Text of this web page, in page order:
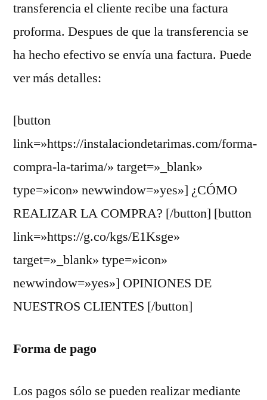
transferencia el cliente recibe una factura
proforma. Despues de que la transferencia se
ha hecho efectivo se envía una factura. Puede
ver más detalles:
[button
link=»https://instalaciondetarimas.com/forma-
compra-la-tarima/» target=»_blank»
type=»icon» newwindow=»yes»] ¿CÓMO
REALIZAR LA COMPRA? [/button] [button
link=»https://g.co/kgs/E1Ksge»
target=»_blank» type=»icon»
newwindow=»yes»] OPINIONES DE
NUESTROS CLIENTES [/button]
Forma de pago
Los pagos sólo se pueden realizar mediante